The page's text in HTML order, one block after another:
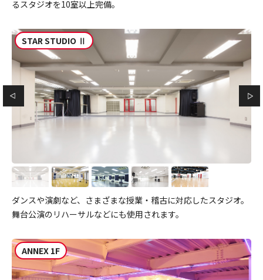
るスタジオを10室以上完備。
STAR STUDIO Ⅱ
ダンスや演劇など、さまざまな授業・稽古に対応したスタジオ。
舞台公演のリハーサルなどにも使用されます。
ANNEX 1F